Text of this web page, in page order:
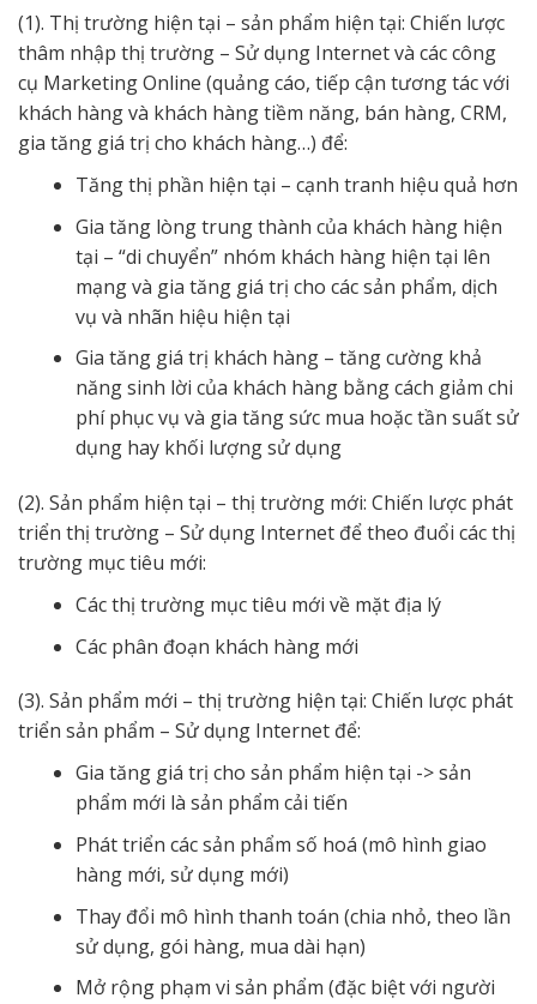
(1). Thị trường hiện tại – sản phẩm hiện tại: Chiến lược
thâm nhập thị trường – Sử dụng Internet và các công
cụ Marketing Online (quảng cáo, tiếp cận tương tác với
khách hàng và khách hàng tiềm năng, bán hàng, CRM,
gia tăng giá trị cho khách hàng…) để:
Tăng thị phần hiện tại – cạnh tranh hiệu quả hơn
Gia tăng lòng trung thành của khách hàng hiện
tại – “di chuyển” nhóm khách hàng hiện tại lên
mạng và gia tăng giá trị cho các sản phẩm, dịch
vụ và nhãn hiệu hiện tại
Gia tăng giá trị khách hàng – tăng cường khả
năng sinh lời của khách hàng bằng cách giảm chi
phí phục vụ và gia tăng sức mua hoặc tần suất sử
dụng hay khối lượng sử dụng
(2). Sản phẩm hiện tại – thị trường mới: Chiến lược phát
triển thị trường – Sử dụng Internet để theo đuổi các thị
trường mục tiêu mới:
Các thị trường mục tiêu mới về mặt địa lý
Các phân đoạn khách hàng mới
(3). Sản phẩm mới – thị trường hiện tại: Chiến lược phát
triển sản phẩm – Sử dụng Internet để:
Gia tăng giá trị cho sản phẩm hiện tại -> sản
phẩm mới là sản phẩm cải tiến
Phát triển các sản phẩm số hoá (mô hình giao
hàng mới, sử dụng mới)
Thay đổi mô hình thanh toán (chia nhỏ, theo lần
sử dụng, gói hàng, mua dài hạn)
Mở rộng phạm vi sản phẩm (đặc biệt với người